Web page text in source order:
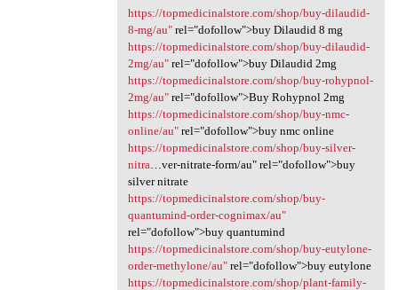
https://topmedicinalstore.com/shop/buy-dilaudid-
8-mg/au"rel="dofollow">buy Dilaudid 8 mg
https://topmedicinalstore.com/shop/buy-dilaudid-
2mg/au"rel="dofollow">buy Dilaudid 2mg
https://topmedicinalstore.com/shop/buy-rohypnol-
2mg/au"rel="dofollow">Buy Rohypnol 2mg
https://topmedicinalstore.com/shop/buy-nmc-
online/au"rel="dofollow">buy nmc online
https://topmedicinalstore.com/shop/buy-silver-
nitra …ver-nitrate-form/au" rel="dofollow">buy
silver nitrate
https://topmedicinalstore.com/shop/buy-
quantumind-order-cognimax/au"
rel="dofollow">buy quantumind
https://topmedicinalstore.com/shop/buy-eutylone-
order-methylone/au"rel="dofollow">buy eutylone
https://topmedicinalstore.com/shop/plant-family-